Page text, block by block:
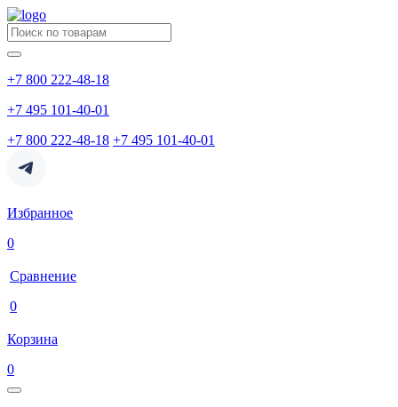
+7 800 222-48-18
+7 495 101-40-01
+7 800 222-48-18 +7 495 101-40-01
Избранное
0
Сравнение
0
Корзина
0